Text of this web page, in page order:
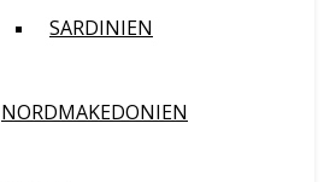
SARDINIEN
NORDMAKEDONIEN